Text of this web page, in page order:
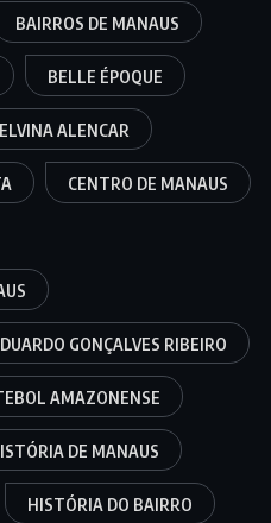
BAIRROS DE MANAUS
BELLE ÉPOQUE
ALENCAR
CENTRO DE MANAUS
GONÇALVES RIBEIRO
AMAZONENSE
DE MANAUS
HISTÓRIA DO BAIRRO